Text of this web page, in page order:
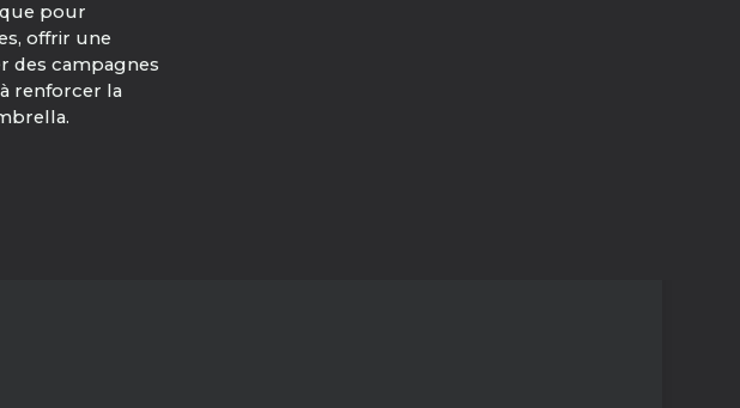
pour
offrir une
des campagnes
renforcer la